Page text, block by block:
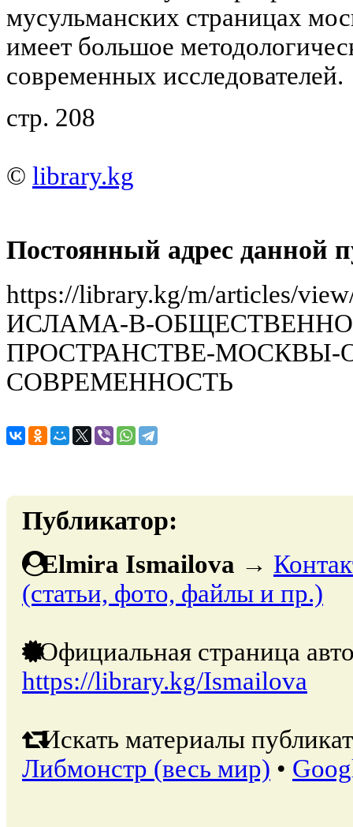
мусульманских страницах
имеет большое
современных исследователей.
стр. 208
© library.kg
Постоянный адрес данной
https://library.kg/m/articles/
ИСЛАМА-В-
ПРОСТРАНСТВЕ-
СОВРЕМЕННОСТЬ
Публикатор:
Elmira Ismailova →
(статьи, фото, файлы и пр.)
Официальная страница
https://library.kg/Ismailova
Искать материалы
Либмонстр (весь мир) •